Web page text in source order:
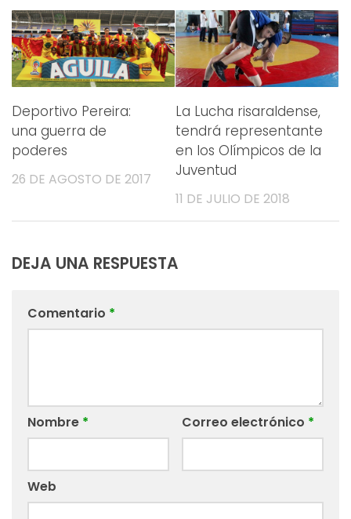
Deportivo Pereira:
una guerra de
poderes
26 DE AGOSTO DE 2017
La Lucha risaraldense,
tendrá representante
en los Olímpicos de la
Juventud
11 DE JULIO DE 2018
DEJA UNA RESPUESTA
Comentario *
Nombre * Correo electrónico *
Web